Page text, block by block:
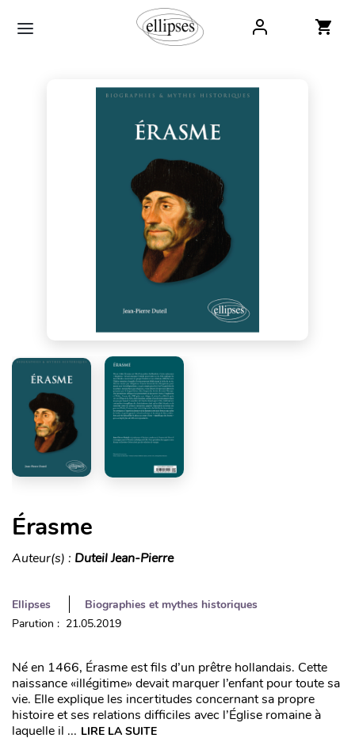
Érasme
Auteur(s) : Duteil Jean-Pierre
Ellipses
Biographies et mythes historiques
Parution : 21.05.2019
Né en 1466, Érasme est fils d’un prêtre hollandais. Cette
naissance «illégitime» devait marquer l’enfant pour toute sa
vie. Elle explique les incertitudes concernant sa propre
histoire et ses relations difficiles avec l’Église romaine à
laquelle il ... LIRE LA SUITE